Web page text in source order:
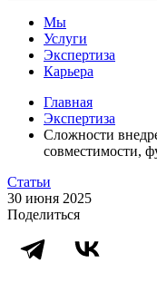
Мы
Услуги
Экспертиза
Карьера
Главная
Экспертиза
Сложности
совместимости,
Статьи
30 июня 2025
Поделиться